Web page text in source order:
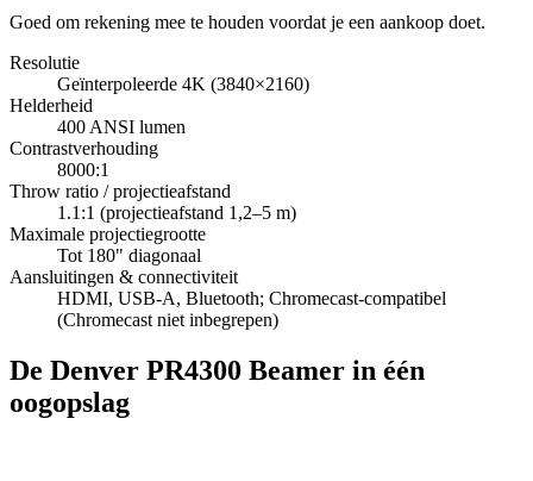
Goed om rekening mee te houden voordat je een aankoop doet.
Resolutie
Geïnterpoleerde 4K (3840×2160)
Helderheid
400 ANSI lumen
Contrastverhouding
8000:1
Throw ratio / projectieafstand
1.1:1 (projectieafstand 1,2–5 m)
Maximale projectiegrootte
Tot 180" diagonaal
Aansluitingen & connectiviteit
HDMI, USB-A, Bluetooth; Chromecast-compatibel
(Chromecast niet inbegrepen)
De Denver PR4300 Beamer in één
oogopslag